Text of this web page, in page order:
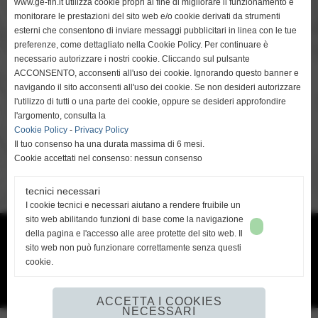
Ho letto e accetto: PRIVACY POLICY PER WWW.GE-FIN.IT
(Testo completo)
codice di protezione
refresh
Ge-Fin srl - P.IVA: 00913880506 - info@ge-fin.it- T.+39 0571 1721060
www.ge-fin.it utilizza cookie propri al fine di migliorare il funzionamento e
monitorare le prestazioni del sito web e/o cookie derivati da strumenti
esterni che consentono di inviare messaggi pubblicitari in linea con le tue
preferenze, come dettagliato nella Cookie Policy. Per continuare è
necessario autorizzare i nostri cookie. Cliccando sul pulsante
ACCONSENTO, acconsenti all'uso dei cookie. Ignorando questo banner e
navigando il sito acconsenti all'uso dei cookie. Se non desideri autorizzare
l'utilizzo di tutti o una parte dei cookie, oppure se desideri approfondire
l'argomento, consulta la
Cookie Policy - Privacy Policy
Il tuo consenso ha una durata massima di 6 mesi.
Cookie accettati nel consenso: nessun consenso
tecnici necessari
I cookie tecnici e necessari aiutano a rendere fruibile un
sito web abilitando funzioni di base come la navigazione
della pagina e l'accesso alle aree protette del sito web. Il
sito web non può funzionare correttamente senza questi
cookie.
ACCETTA I COOKIES
NECESSARI